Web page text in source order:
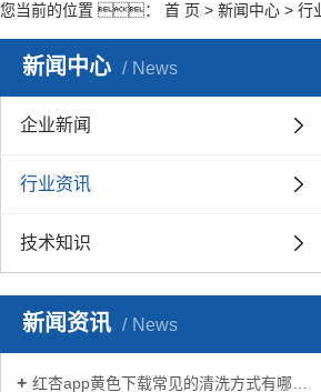
您当前的位置 ： 首 页 > 新闻中心 > 行
新闻中心 News
企业新闻
行业资讯
技术知识
新闻资讯 News
红杏app黄色下载常见的清洗方式有哪些？